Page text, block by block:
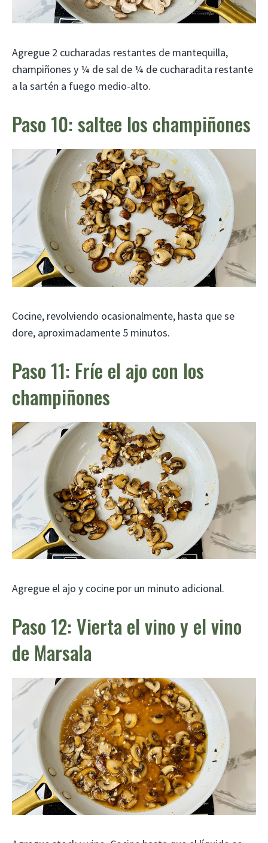
Agregue 2 cucharadas restantes de mantequilla,
champiñones y ¼ de sal de ¼ de cucharadita restante
a la sartén a fuego medio-alto.
Paso 10: saltee los champiñones
Cocine, revolviendo ocasionalmente, hasta que se
dore, aproximadamente 5 minutos.
Paso 11: Fríe el ajo con los
champiñones
Agregue el ajo y cocine por un minuto adicional.
Paso 12: Vierta el vino y el vino
de Marsala